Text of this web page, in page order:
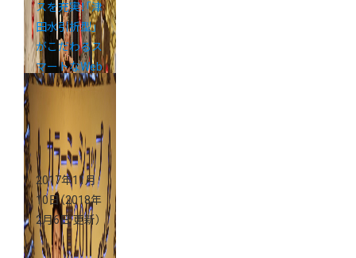
スを充実！「津
田水引折型」
がこだわるス
マートなWeb
販売
2017年11月
10日（2018年
2月6日 更新）